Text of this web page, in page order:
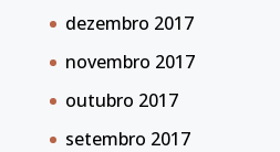
dezembro 2017
novembro 2017
outubro 2017
setembro 2017